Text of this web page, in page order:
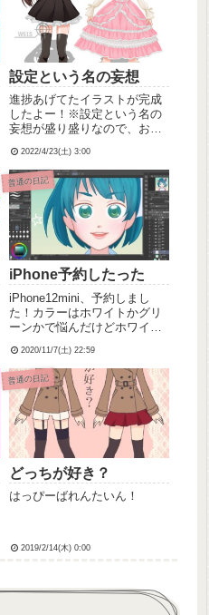
設定という名の妄想
進捗あげてたイラストが完成
したよー！※設定という名の
妄想が盛り盛りなので、お付
からよろしくどうぞ！
2022/4/23(土) 3:00
普通の日記
iPhone予約したった
iPhone12mini、予約しまし
た！カラーはホワイトかグリ
ーンかで悩んだけどホワイト
取りに行くの楽しみだ〜♬.*ﾟ
今まで使ってたiPhone6、購
入日確認したら2015/1/11だっ
たってことは5年半以...
2020/11/7(土) 22:59
普通の日記
どっちが好き？
はっぴーばれんたいん！
2019/2/14(木) 0:00